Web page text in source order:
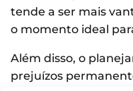
tende a ser mais
o momento ideal
Além disso, o
prejuízos